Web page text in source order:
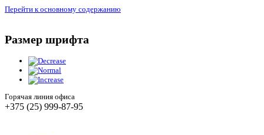
Перейти к основному содержанию
Размер шрифта
Горячая линия офиса
+375 (25) 999-87-95